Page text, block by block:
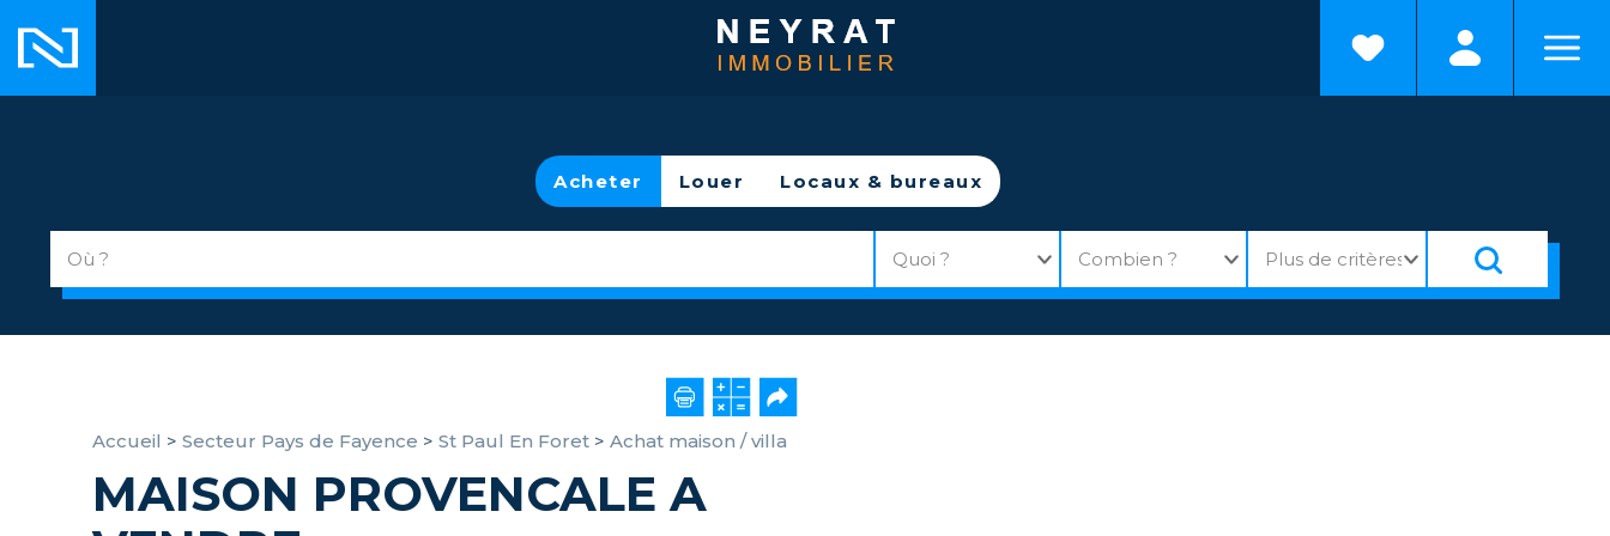
Acheter Louer Locaux & bureaux
Accueil > Secteur Pays de Fayence > St Paul En Foret > Achat maison / villa
MAISON PROVENCALE A